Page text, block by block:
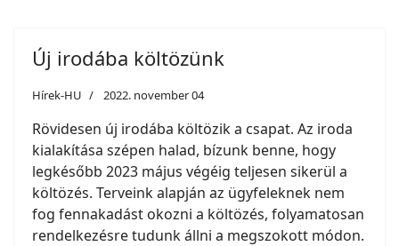
Új irodába költözünk
Hírek-HU 2022. november 04
Rövidesen új irodába költözik a csapat. Az iroda
kialakítása szépen halad, bízunk benne, hogy
legkésőbb 2023 május végéig teljesen sikerül a
költözés. Terveink alapján az ügyfeleknek nem
fog fennakadást okozni a költözés, folyamatosan
rendelkezésre tudunk állni a megszokott módon.